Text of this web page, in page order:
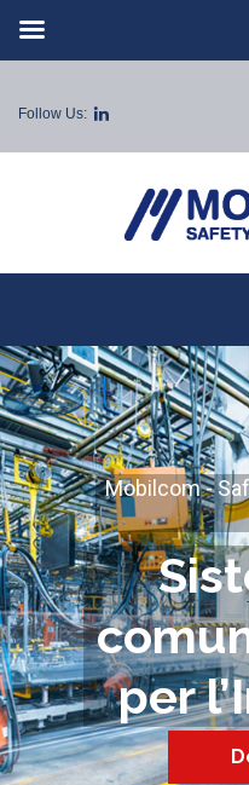
Follow Us:
per
Mobilcom -